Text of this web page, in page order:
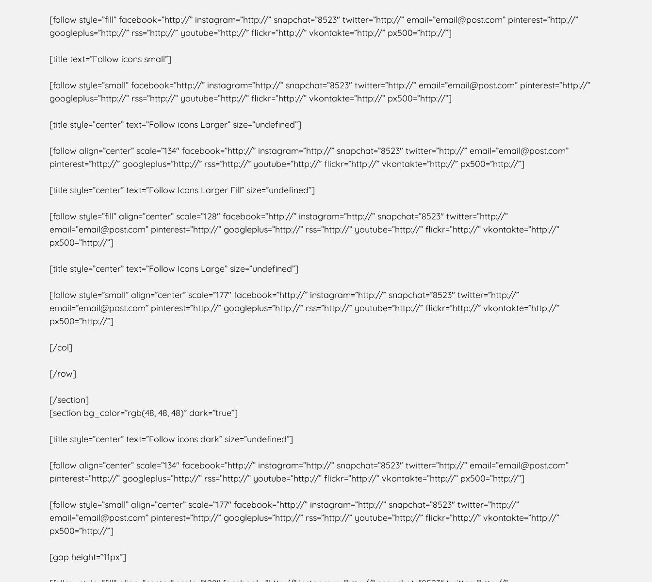
[follow style=”fill” facebook=”http://” instagram=”http://” snapchat=”8523″ twitter=”http://” email=”email@post.com” pinterest=”http://”
googleplus=”http://” rss=”http://” youtube=”http://” flickr=”http://” vkontakte=”http://” px500=”http://”]
[title text=”Follow icons small”]
[follow style=”small” facebook=”http://” instagram=”http://” snapchat=”8523″ twitter=”http://” email=”email@post.com” pinterest=”http://”
googleplus=”http://” rss=”http://” youtube=”http://” flickr=”http://” vkontakte=”http://” px500=”http://”]
[title style=”center” text=”Follow icons Larger” size=”undefined”]
[follow align=”center” scale=”134″ facebook=”http://” instagram=”http://” snapchat=”8523″ twitter=”http://” email=”email@post.com”
pinterest=”http://” googleplus=”http://” rss=”http://” youtube=”http://” flickr=”http://” vkontakte=”http://” px500=”http://”]
[title style=”center” text=”Follow Icons Larger Fill” size=”undefined”]
[follow style=”fill” align=”center” scale=”128″ facebook=”http://” instagram=”http://” snapchat=”8523″ twitter=”http://”
email=”email@post.com” pinterest=”http://” googleplus=”http://” rss=”http://” youtube=”http://” flickr=”http://” vkontakte=”http://”
px500=”http://”]
[title style=”center” text=”Follow Icons Large” size=”undefined”]
[follow style=”small” align=”center” scale=”177″ facebook=”http://” instagram=”http://” snapchat=”8523″ twitter=”http://”
email=”email@post.com” pinterest=”http://” googleplus=”http://” rss=”http://” youtube=”http://” flickr=”http://” vkontakte=”http://”
px500=”http://”]
[/col]
[/row]
[/section]
[section bg_color=”rgb(48, 48, 48)” dark=”true”]
[title style=”center” text=”Follow icons dark” size=”undefined”]
[follow align=”center” scale=”134″ facebook=”http://” instagram=”http://” snapchat=”8523″ twitter=”http://” email=”email@post.com”
pinterest=”http://” googleplus=”http://” rss=”http://” youtube=”http://” flickr=”http://” vkontakte=”http://” px500=”http://”]
[follow style=”small” align=”center” scale=”177″ facebook=”http://” instagram=”http://” snapchat=”8523″ twitter=”http://”
email=”email@post.com” pinterest=”http://” googleplus=”http://” rss=”http://” youtube=”http://” flickr=”http://” vkontakte=”http://”
px500=”http://”]
[gap height=”11px”]